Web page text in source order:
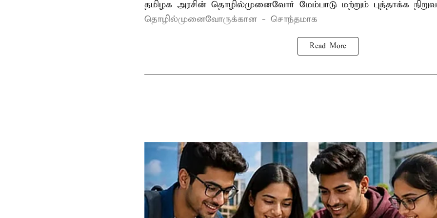
தமிழக அரசின் தொழில்முனைவோர் மேம்பாடு மற்றும் புத்தாக்க
தொழில்முனைவோருக்கான - சொந்தமாக
Read More